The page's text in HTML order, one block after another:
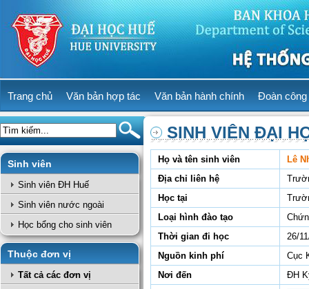
Trang chủ Văn bản hợp tác Văn bản hành chính Đoàn công
Sinh viên
Sinh viên ĐH Huế
Sinh viên nước ngoài
Học bổng cho sinh viên
Thuộc đơn vị
Tất cả các đơn vị
SINH VIÊN ĐẠI
Họ và tên sinh viên
Lê
Địa chỉ liên hệ
Học tại
Loại hình đào tạo
Thời gian đi học
26/
Nguồn kinh phí
Cục
Nơi đến
ĐH